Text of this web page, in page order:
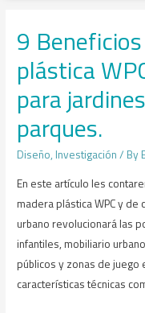
9
plástica
para
parques.
Diseño, Investigación / By
En este artículo les
madera plástica WPC y
urbano revolucionará las
infantiles, mobiliario
públicos y zonas de
características técnicas